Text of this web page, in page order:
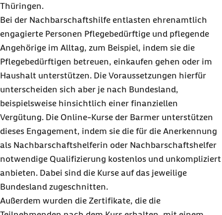
Thüringen.
Bei der Nachbarschaftshilfe entlasten ehrenamtlich
engagierte Personen Pflegebedürftige und pflegende
Angehörige im Alltag, zum Beispiel, indem sie die
Pflegebedürftigen betreuen, einkaufen gehen oder im
Haushalt unterstützen. Die Voraussetzungen hierfür
unterscheiden sich aber je nach Bundesland,
beispielsweise hinsichtlich einer finanziellen
Vergütung. Die Online-Kurse der Barmer unterstützen
dieses Engagement, indem sie die für die Anerkennung
als Nachbarschaftshelferin oder Nachbarschaftshelfer
notwendige Qualifizierung kostenlos und unkompliziert
anbieten. Dabei sind die Kurse auf das jeweilige
Bundesland zugeschnitten.
Außerdem wurden die Zertifikate, die die